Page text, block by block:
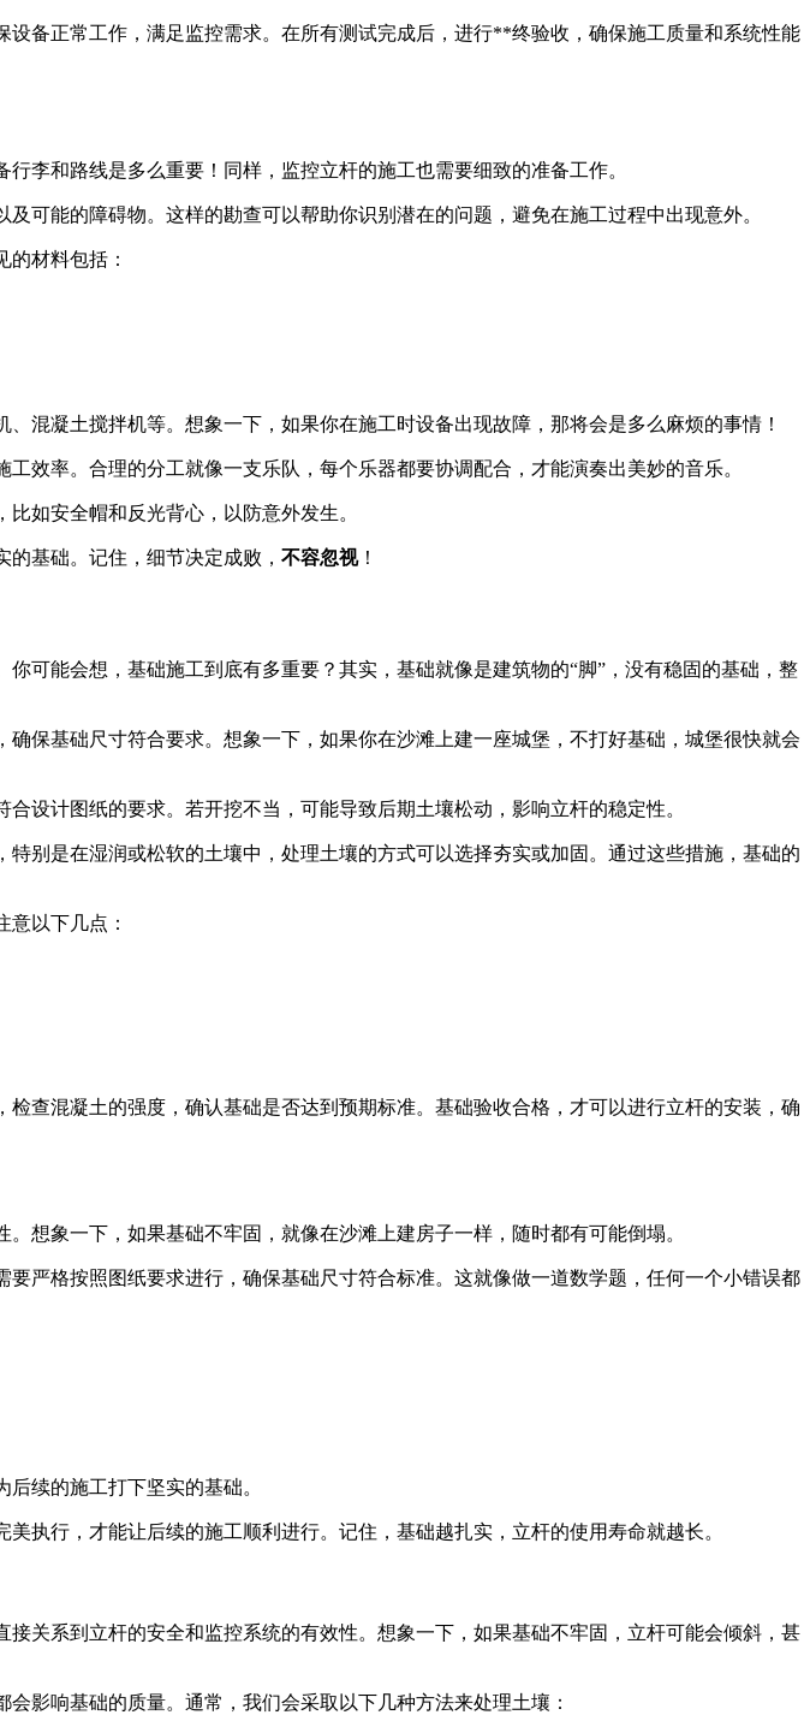
备正常工作，满足监控需求。在所有测试完成后，进行**终验收，确保施工质量和系统性能
李和路线是多么重要！同样，监控立杆的施工也需要细致的准备工作。
可能的障碍物。这样的勘查可以帮助你识别潜在的问题，避免在施工过程中出现意外。
材料包括：
混凝土搅拌机等。想象一下，如果你在施工时设备出现故障，那将会是多么麻烦的事情！
效率。合理的分工就像一支乐队，每个乐器都要协调配合，才能演奏出美妙的音乐。
如安全帽和反光背心，以防意外发生。
基础。记住，细节决定成败， 不容忽视！
可能会想，基础施工到底有多重要？其实，基础就像是建筑物的“脚”，没有稳固的基础，整
保基础尺寸符合要求。想象一下，如果你在沙滩上建一座城堡，不打好基础，城堡很快就会
设计图纸的要求。若开挖不当，可能导致后期土壤松动，影响立杆的稳定性。
别是在湿润或松软的土壤中，处理土壤的方式可以选择夯实或加固。通过这些措施，基础的
以下几点：
查混凝土的强度，确认基础是否达到预期标准。基础验收合格，才可以进行立杆的安装，确
想象一下，如果基础不牢固，就像在沙滩上建房子一样，随时都有可能倒塌。
严格按照图纸要求进行，确保基础尺寸符合标准。这就像做一道数学题，任何一个小错误都
续的施工打下坚实的基础。
执行，才能让后续的施工顺利进行。记住，基础越扎实，立杆的使用寿命就越长。
关系到立杆的安全和监控系统的有效性。想象一下，如果基础不牢固，立杆可能会倾斜，甚
影响基础的质量。通常，我们会采取以下几种方法来处理土壤：